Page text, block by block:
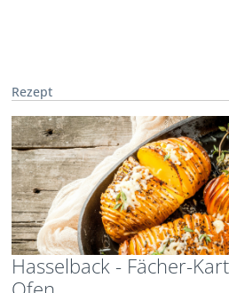
Rezept
Hasselback - Fächer-